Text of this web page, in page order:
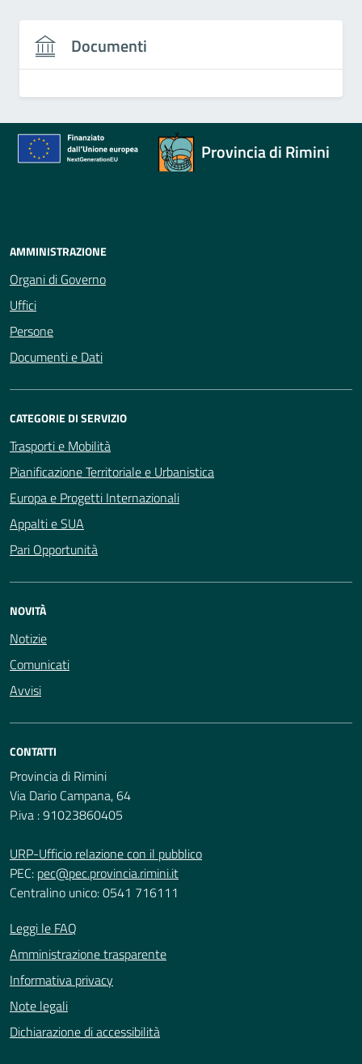
Documenti
Provincia di Rimini
AMMINISTRAZIONE
Organi di Governo
Uffici
Persone
Documenti e Dati
CATEGORIE DI SERVIZIO
Trasporti e Mobilità
Pianificazione Territoriale e Urbanistica
Europa e Progetti Internazionali
Appalti e SUA
Pari Opportunità
NOVITÀ
Notizie
Comunicati
Avvisi
CONTATTI
Provincia di Rimini
Via Dario Campana, 64
P.iva : 91023860405
URP-Ufficio relazione con il pubblico
PEC: pec@pec.provincia.rimini.it
Centralino unico: 0541 716111
Leggi le FAQ
Amministrazione trasparente
Informativa privacy
Note legali
Dichiarazione di accessibilità